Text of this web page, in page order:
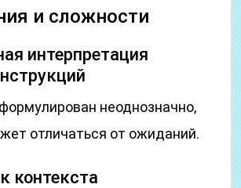
и сложности
интерпретация
неоднозначно,
отличаться от ожиданий.
контекста